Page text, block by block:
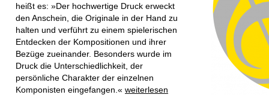
heißt es: »Der hochwertige Druck erweckt
den Anschein, die Originale in der Hand zu
halten und verführt zu einem spielerischen
Entdecken der Kompositionen und ihrer
Bezüge zueinander. Besonders wurde im
Druck die Unterschiedlichkeit, der
persönliche Charakter der einzelnen
Komponisten eingefangen.« weiterlesen